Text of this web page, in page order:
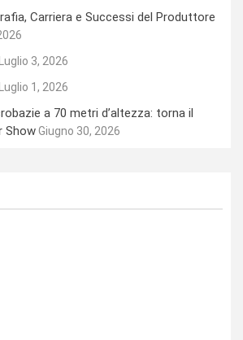
Carriera e Successi del Produttore
Luglio 3, 2026
Luglio 1, 2026
a 70 metri d’altezza: torna il
ShowGiugno 30, 2026